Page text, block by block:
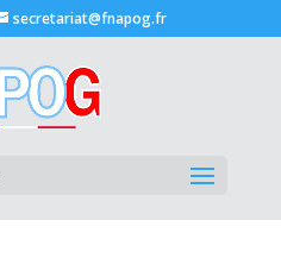
secretariat@fnapog.fr